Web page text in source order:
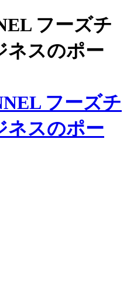
フーズチ
ネスのポー